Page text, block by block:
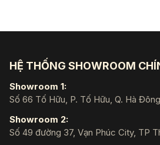
HỆ THỐNG SHOWROOM
Showroom 1:
Số 66 Tố Hữu, P. Tố Hữu, Q. Hà
Showroom 2:
Số 49 đường 37, Vạn Phúc City, TP